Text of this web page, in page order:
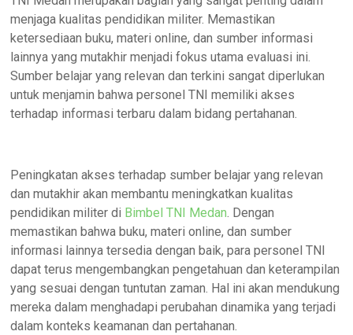
menjaga kualitas pendidikan militer. Memastikan
ketersediaan buku, materi online, dan sumber informasi
lainnya yang mutakhir menjadi fokus utama evaluasi ini.
Sumber belajar yang relevan dan terkini sangat diperlukan
untuk menjamin bahwa personel TNI memiliki akses
terhadap informasi terbaru dalam bidang pertahanan.
Peningkatan akses terhadap sumber belajar yang relevan
dan mutakhir akan membantu meningkatkan kualitas
pendidikan militer di Bimbel TNI Medan. Dengan
memastikan bahwa buku, materi online, dan sumber
informasi lainnya tersedia dengan baik, para personel TNI
dapat terus mengembangkan pengetahuan dan keterampilan
yang sesuai dengan tuntutan zaman. Hal ini akan mendukung
mereka dalam menghadapi perubahan dinamika yang terjadi
dalam konteks keamanan dan pertahanan.